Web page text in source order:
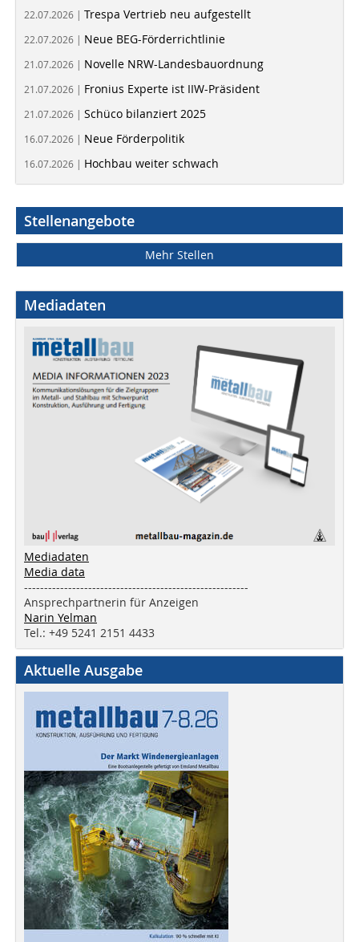
22.07.2026 | Trespa Vertrieb neu aufgestellt
22.07.2026 | Neue BEG-Förderrichtlinie
21.07.2026 | Novelle NRW-Landesbauordnung
21.07.2026 | Fronius Experte ist IIW-Präsident
21.07.2026 | Schüco bilanziert 2025
16.07.2026 | Neue Förderpolitik
16.07.2026 | Hochbau weiter schwach
Stellenangebote
Mehr Stellen
Mediadaten
Mediadaten
Media data
--------------------------------------------------------
Ansprechpartnerin für Anzeigen
Narin Yelman
Tel.: +49 5241 2151 4433
Aktuelle Ausgabe